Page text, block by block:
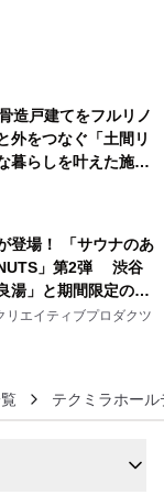
造戸建てをフルリノ
外をつなぐ「土間リ
暮らしを叶えた施工
ースが公開
登場！ 「サウナのあ
」第2弾 渋谷
湯」と期間限定のコ
ウナイキタイコラ
定！
リエイティブプロダクツ
テクミラホー